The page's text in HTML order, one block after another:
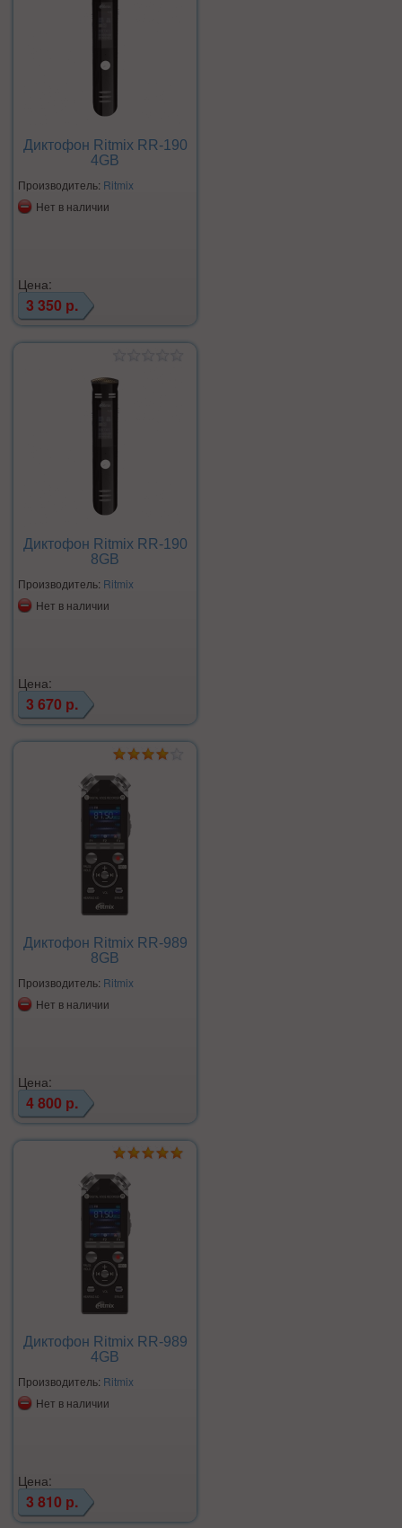
Диктофон Ritmix RR-190
4GB
Производитель: Ritmix
Нет в наличии
Цена:
3 350 р.
Диктофон Ritmix RR-190
8GB
Производитель: Ritmix
Нет в наличии
Цена:
3 670 р.
Диктофон Ritmix RR-989
8GB
Производитель: Ritmix
Нет в наличии
Цена:
4 800 р.
Диктофон Ritmix RR-989
4GB
Производитель: Ritmix
Нет в наличии
Цена:
3 810 р.